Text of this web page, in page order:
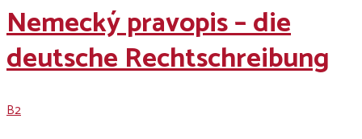
Nemecký pravopis – die
deutsche Rechtschreibung
B2